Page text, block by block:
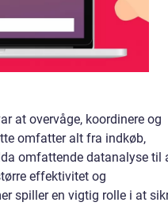
at overvåge, koordinere og
omfatter alt fra indkøb,
omfattende datanalyse til
effektivitet og
spiller en vigtig rolle i at